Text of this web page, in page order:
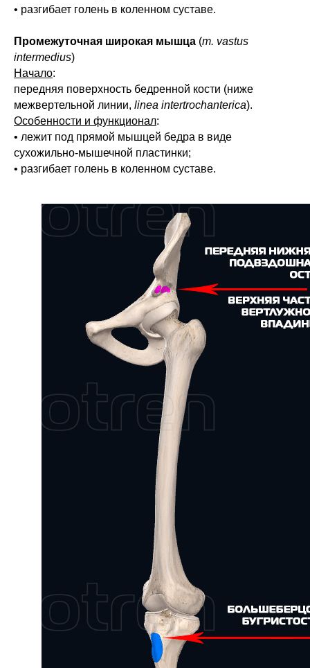
• разгибает голень в коленном суставе.
Промежуточная широкая мышца (m. vastus
intermedius)
Начало:
передняя поверхность бедренной кости (ниже
межвертельной линии, linea intertrochanterica).
Особенности и функционал:
• лежит под прямой мышцей бедра в виде
сухожильно-мышечной пластинки;
• разгибает голень в коленном суставе.